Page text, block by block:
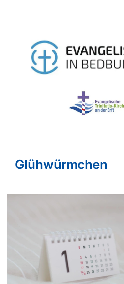
Glühwürmchen